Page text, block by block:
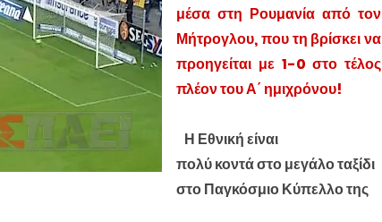
μέσα στη Ρουμανία από τον
Μήτρογλου, που τη βρίσκει να
προηγείται με 1-0 στο τέλος
πλέον του Α΄ ημιχρόνου!
Η Εθνική είναι
πολύ κοντά στο μεγάλο ταξίδι
στο Παγκόσμιο Κύπελλο της